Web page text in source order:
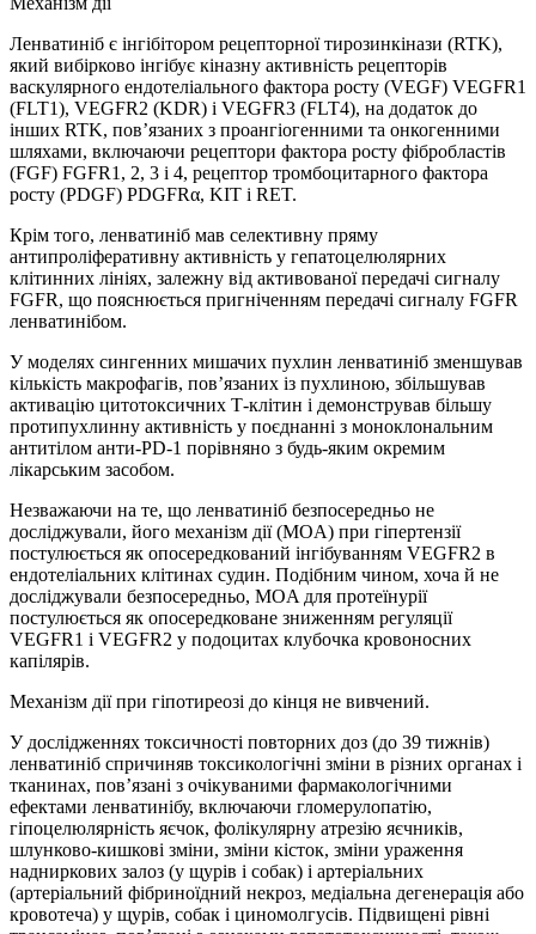
Ленватиніб є інгібітором рецепторної тирозинкінази (RTK),
який вибірково інгібує кіназну активність рецепторів
васкулярного ендотеліального фактора росту (VEGF) VEGFR1
(FLT1), VEGFR2 (KDR) і VEGFR3 (FLT4), на додаток до
інших RTK, пов’язаних з проангіогенними та онкогенними
шляхами, включаючи рецептори фактора росту фібробластів
(FGF) FGFR1, 2, 3 і 4, рецептор тромбоцитарного фактора
росту (PDGF) PDGFRα, KIT і RET.
Крім того, ленватиніб мав селективну пряму
антипроліферативну активність у гепатоцелюлярних
клітинних лініях, залежну від активованої передачі сигналу
FGFR, що пояснюється пригніченням передачі сигналу FGFR
ленватинібом.
У моделях сингенних мишачих пухлин ленватиніб зменшував
кількість макрофагів, пов’язаних із пухлиною, збільшував
активацію цитотоксичних Т-клітин і демонстрував більшу
протипухлинну активність у поєднанні з моноклональним
антитілом анти-PD-1 порівняно з будь-яким окремим
лікарським засобом.
Незважаючи на те, що ленватиніб безпосередньо не
досліджували, його механізм дії (MOA) при гіпертензії
постулюється як опосередкований інгібуванням VEGFR2 в
ендотеліальних клітинах судин. Подібним чином, хоча й не
досліджували безпосередньо, MOA для протеїнурії
постулюється як опосередковане зниженням регуляції
VEGFR1 і VEGFR2 у подоцитах клубочка кровоносних
капілярів.
Механізм дії при гіпотиреозі до кінця не вивчений.
У дослідженнях токсичності повторних доз (до 39 тижнів)
ленватиніб спричиняв токсикологічні зміни в різних органах і
тканинах, пов’язані з очікуваними фармакологічними
ефектами ленватинібу, включаючи гломерулопатію,
гіпоцелюлярність яєчок, фолікулярну атрезію яєчників,
шлунково-кишкові зміни, зміни кісток, зміни ураження
надниркових залоз (у щурів і собак) і артеріальних
(артеріальний фібриноїдний некроз, медіальна дегенерація або
кровотеча) у щурів, собак і циномолгусів. Підвищені рівні